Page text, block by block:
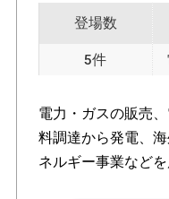
登場数
5件
電力・ガスの販売
料調達から発電、
ネルギー事業などを